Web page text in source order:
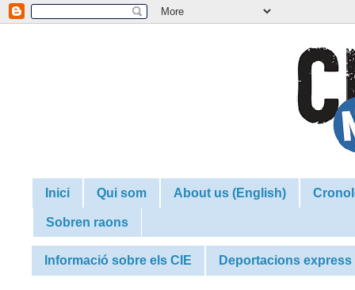
Inici Qui som About us (English)
Sobren raons
Informació sobre els CIE Deportacions express